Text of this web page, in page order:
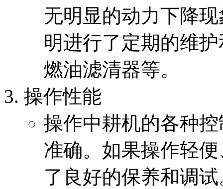
无明显的动力下降
明进行了定期的维
燃油滤清器等。
操作性能
操作中耕机的各种
准确。如果操作轻
了良好的保养和调试